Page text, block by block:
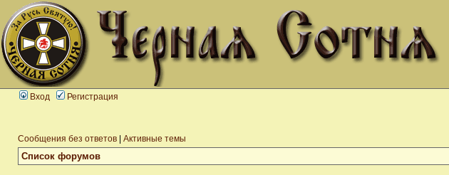
Вход Регистрация
Сообщения без ответов Активные темы
Список форумов